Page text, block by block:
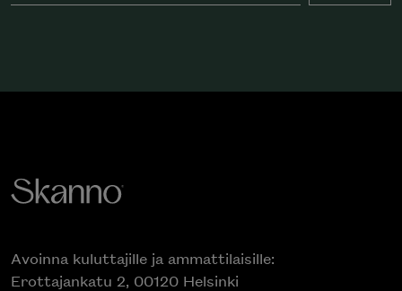
Avoinna kuluttajille ja ammattilaisille:
Erottajankatu 2, 00120 Helsinki